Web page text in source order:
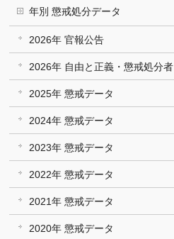
年別 懲戒処分データ
2026年 官報公告
2026年 自由と正義・懲戒処分者
2025年 懲戒データ
2024年 懲戒データ
2023年 懲戒データ
2022年 懲戒データ
2021年 懲戒データ
2020年 懲戒データ